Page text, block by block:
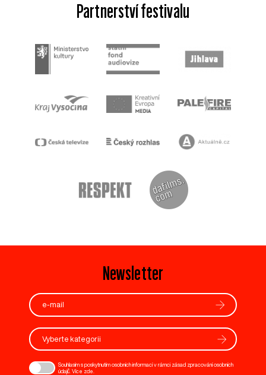
Partnerství festivalu
Newsletter
Vyberte kategorii
Souhlasím s poskytnutím osobních informací v rámci zásad zpracování osobních
údajů. Více zde